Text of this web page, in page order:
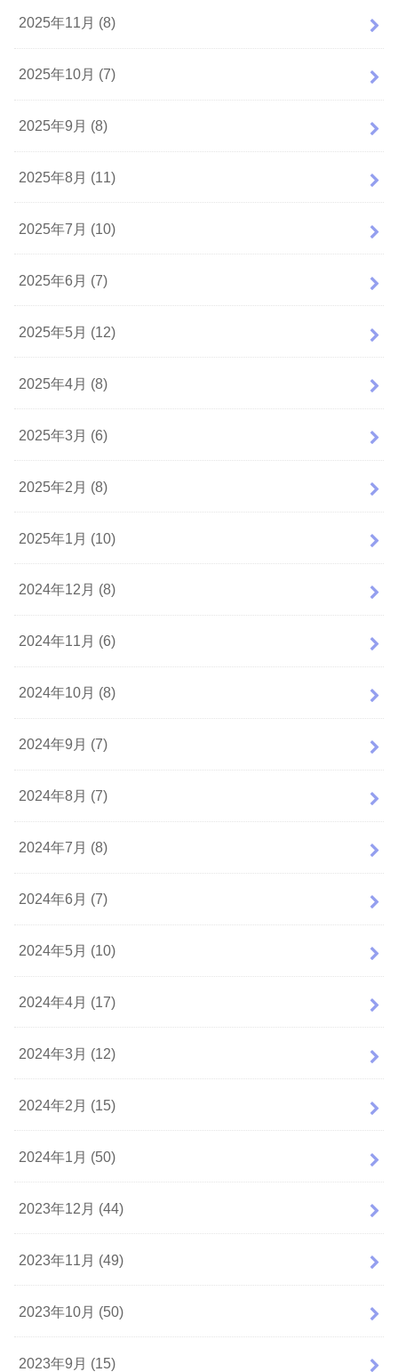
2025年11月 (8)
2025年10月 (7)
2025年9月 (8)
2025年8月 (11)
2025年7月 (10)
2025年6月 (7)
2025年5月 (12)
2025年4月 (8)
2025年3月 (6)
2025年2月 (8)
2025年1月 (10)
2024年12月 (8)
2024年11月 (6)
2024年10月 (8)
2024年9月 (7)
2024年8月 (7)
2024年7月 (8)
2024年6月 (7)
2024年5月 (10)
2024年4月 (17)
2024年3月 (12)
2024年2月 (15)
2024年1月 (50)
2023年12月 (44)
2023年11月 (49)
2023年10月 (50)
2023年9月 (15)